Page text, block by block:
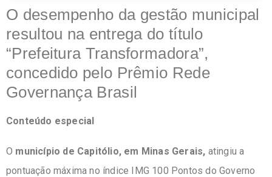
c
e
b
o
o
at
s
A
p
p
ail
O desempenho da gestão municipal
resultou na entrega do título
“Prefeitura Transformadora”,
concedido pelo Prêmio Rede
Governança Brasil
Conteúdo especial
O município de Capitólio, em Minas Gerais, atingiu a
pontuação máxima no índice IMG 100 Pontos do Governo